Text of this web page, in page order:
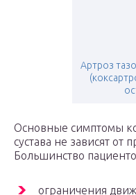
Артроз
Основные симптомы
сустава не зависят от
Большинство
ограничения